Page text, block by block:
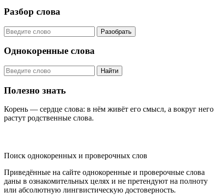
Разбор слова
Разобрать
Однокоренные слова
Найти
Полезно знать
Корень — сердце слова: в нём живёт его смысл, а вокруг него
растут родственные слова.
Поиск однокоренных и проверочных слов
Приведённые на сайте однокоренные и проверочные слова
даны в ознакомительных целях и не претендуют на полноту
или абсолютную лингвистическую достоверность.